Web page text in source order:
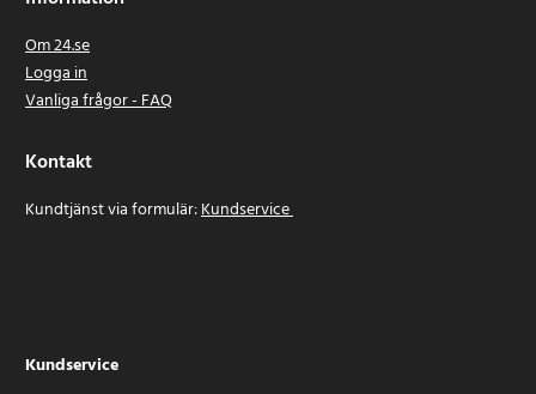
Om 24.se
Logga in
Vanliga frågor - FAQ
Kontakt
Kundtjänst via formulär:Kundservice
Kundservice